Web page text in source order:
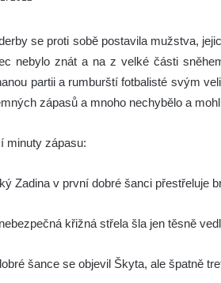
se proti sobě postavila mužstva,
nebylo znát a na z velké části
partii a rumburští fotbalisté svým
zápasů a mnoho nechybělo a
minuty zápasu:
Zadina v první dobré šanci přestřeluje
křižná střela šla jen těsně
šance se objevil Škyta, ale špatně